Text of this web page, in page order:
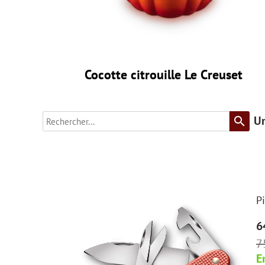
Cocotte citrouille Le Creuset
search